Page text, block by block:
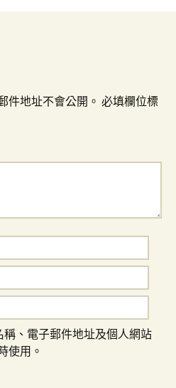
件地址不會公開。 必填欄位標
稱、電子郵件地址及個人網站
使用。